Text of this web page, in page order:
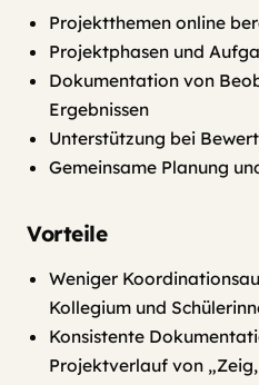
Projektthemen online
Projektphasen und
Dokumentation von
Ergebnissen
Unterstützung bei
Gemeinsame Planung
Vorteile
Weniger
Kollegium und
Konsistente
Projektverlauf von